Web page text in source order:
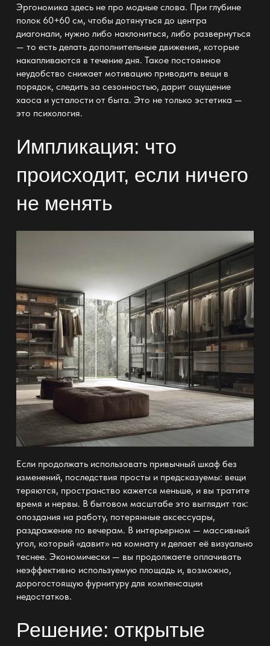
Эргономика здесь не про модные слова. При глубине
полок 60+60 см, чтобы дотянуться до центра
диагонали, нужно либо наклониться, либо развернуться
— то есть делать дополнительные движения, которые
накапливаются в течение дня. Такое постоянное
неудобство снижает мотивацию приводить вещи в
порядок, следить за сезонностью, дарит ощущение
хаоса и усталости от быта. Это не только эстетика —
это психология.
Импликация: что
происходит, если ничего
не менять
Если продолжать использовать привычный шкаф без
изменений, последствия просты и предсказуемы: вещи
теряются, пространство кажется меньше, и вы тратите
время и нервы. В бытовом масштабе это выглядит так:
опоздания на работу, потерянные аксессуары,
раздражение по вечерам. В интерьерном — массивный
угол, который «давит» на комнату и делает её визуально
теснее. Экономически — вы продолжаете оплачивать
неэффективно используемую площадь и, возможно,
дорогостоящую фурнитуру для компенсации
недостатков.
Решение: открытые